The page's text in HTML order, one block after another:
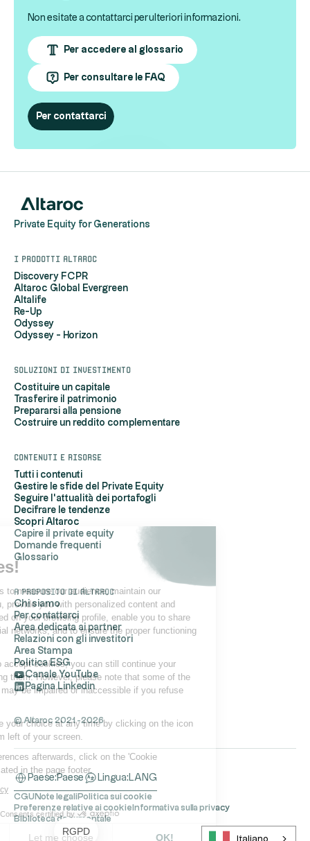
Hi, it's us...
the Cookies!
Altaroc uses cookies to measure our audience, maintain our
relationship with you, provide you with personalized content and
advertisements based on your browsing profile, enable you to share
content on your social networks, and to ensure the proper functioning
of its site.
If you do not wish to accept cookies, you can still continue your
navigation by refusing them. However, please note that some of the
site's functionalities may be impaired or inaccessible if you refuse
You can also change your choice at any time by clicking on the icon
located at the bottom left of your screen.
To modify your preferences afterwards, click on the 'Cookie
Preferences' link located in the page footer.
Read our privacy policy
Consents certified by
No, thanks Let me choose OK!
RGPD
Non esitate a contattarci per ulteriori informazioni.
Per accedere al glossario
Per consultare le FAQ
Per contattarci
Private Equity for Generations
I prodotti Altaroc
Discovery FCPR
Altaroc Global Evergreen
Altalife
Re-Up
Odyssey
Odyssey - Horizon
Soluzioni di investimento
Costituire un capitale
Trasferire il patrimonio
Prepararsi alla pensione
Costruire un reddito complementare
Contenuti e risorse
Tutti i contenuti
Gestire le sfide del Private Equity
Seguire l'attualità dei portafogli
Decifrare le tendenze
Scopri Altaroc
Capire il private equity
Domande frequenti
Glossario
A proposito di Altaroc
Chi siamo
Per contattarci
Area dedicata ai partner
Relazioni con gli investitori
Area Stampa
Politica ESG
Canale YouTube
Pagina Linkedin
© Altaroc 2021 -2026
Paese:Paese Lingua: LANG
CGU Note legali Politica sui cookie
Preferenze relative ai cookie Informativa sulla privacy
Biblioteca documentale
Italiano